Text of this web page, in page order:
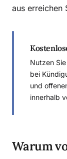
aus erreichen
Nutzen
bei
und
innerhalb
Warum